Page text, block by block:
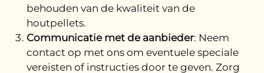
behouden van de kwaliteit van de
houtpellets.
Communicatie met de aanbieder: Neem
contact op met ons om eventuele speciale
vereisten of instructies door te geven. Zorg